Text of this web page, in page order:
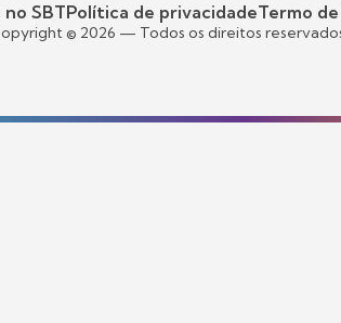
SBTPolítica de privacidadeTermo de
© 2026 — Todos os direitos